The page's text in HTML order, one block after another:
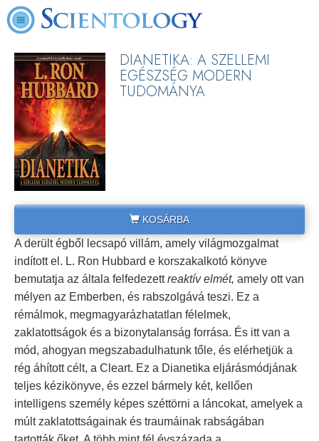
DIANETIKA: A SZELLEMI
EGÉSZSÉG MODERN
TUDOMÁNYA
KOSÁRBA
A derült égből lecsapó villám, amely világmozgalmat
indított el. L. Ron Hubbard e korszakalkotó könyve
bemutatja az általa felfedezettreaktív elmét, amely ott van
mélyen az Emberben, és rabszolgává teszi. Ez a
rémálmok, megmagyarázhatatlan félelmek,
zaklatottságok és a bizonytalanság forrása. És itt van a
mód, ahogyan megszabadulhatunk tőle, és elérhetjük a
rég áhított célt, a Cleart. Ez a Dianetika eljárásmódjának
teljes kézikönyve, és ezzel bármely két, kellően
intelligens személy képes széttörni a láncokat, amelyek a
múlt zaklatottságainak és traumáinak rabságában